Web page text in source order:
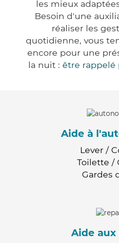
les mieux
Besoin d'une
réaliser les
quotidienne, vous
encore pour une
la nuit : être rappelé
Aide à
Lever /
Toilette /
Gardes
Aide aux